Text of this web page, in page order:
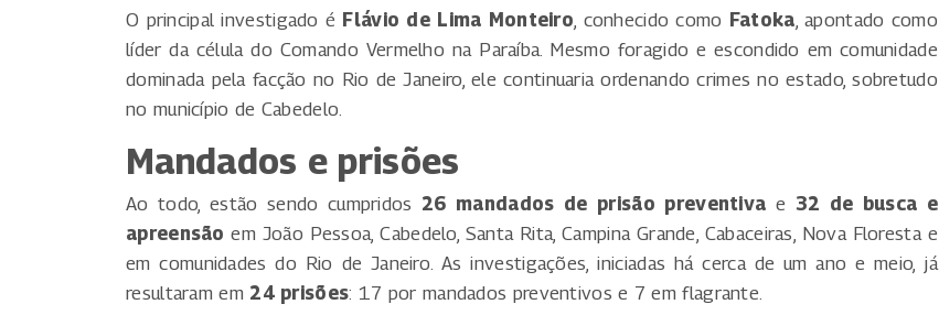
O principal investigado é Flávio de Lima Monteiro, conhecido como Fatoka, apontado como
líder da célula do Comando Vermelho na Paraíba. Mesmo foragido e escondido em comunidade
dominada pela facção no Rio de Janeiro, ele continuaria ordenando crimes no estado, sobretudo
no município de Cabedelo.
Mandados e prisões
Ao todo, estão sendo cumpridos 26 mandados de prisão preventiva e 32 de busca e
apreensão em João Pessoa, Cabedelo, Santa Rita, Campina Grande, Cabaceiras, Nova Floresta e
em comunidades do Rio de Janeiro. As investigações, iniciadas há cerca de um ano e meio, já
resultaram em 24 prisões: 17 por mandados preventivos e 7 em flagrante.